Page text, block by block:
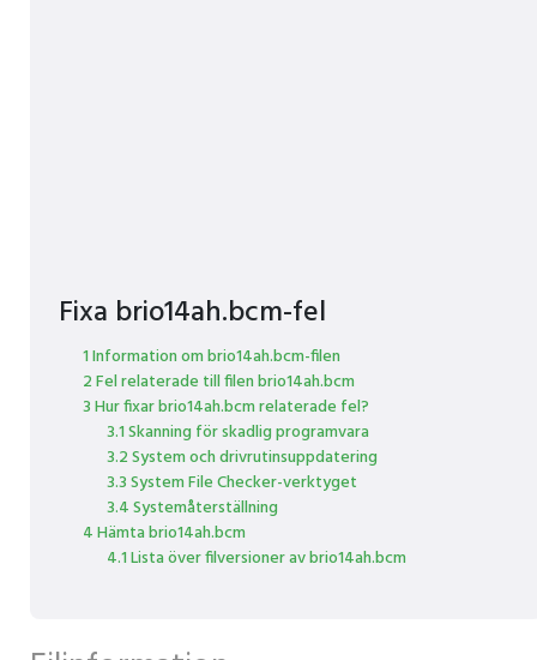
Fixa brio14ah.bcm-fel
1 Information om brio14ah.bcm-filen
2 Fel relaterade till filen brio14ah.bcm
3 Hur fixar brio14ah.bcm relaterade fel?
3.1 Skanning för skadlig programvara
3.2 System och drivrutinsuppdatering
3.3 System File Checker-verktyget
3.4 Systemåterställning
4 Hämta brio14ah.bcm
4.1 Lista över filversioner av brio14ah.bcm